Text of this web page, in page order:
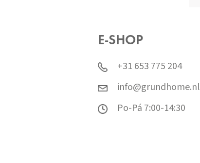
E-SHOP
+31 653 775 204
info@grundhome.nl
Po-Pá 7:00-14:30